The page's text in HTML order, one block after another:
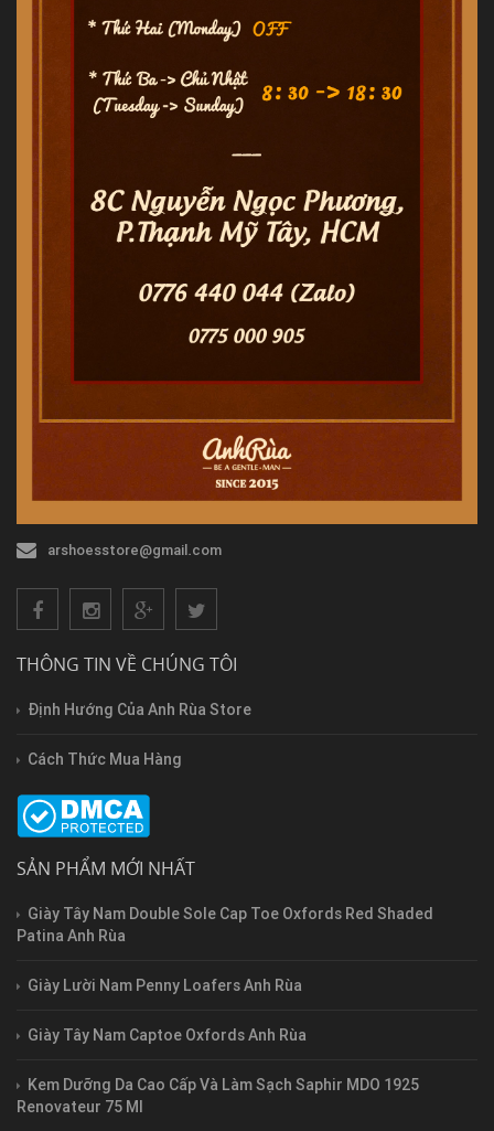
arshoesstore@gmail.com
THÔNG TIN VỀ CHÚNG TÔI
Định Hướng Của Anh Rùa Store
Cách Thức Mua Hàng
SẢN PHẨM MỚI NHẤT
Giày Tây Nam Double Sole Cap Toe Oxfords Red Shaded
Patina Anh Rùa
Giày Lười Nam Penny Loafers Anh Rùa
Giày Tây Nam Captoe Oxfords Anh Rùa
Kem Dưỡng Da Cao Cấp Và Làm Sạch Saphir MDO 1925
Renovateur 75 Ml